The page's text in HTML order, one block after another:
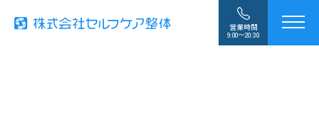
営業時間
9:00〜20:30